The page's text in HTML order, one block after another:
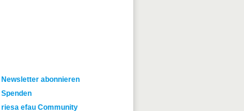
Newsletter abonnieren
Spenden
riesa efau Community